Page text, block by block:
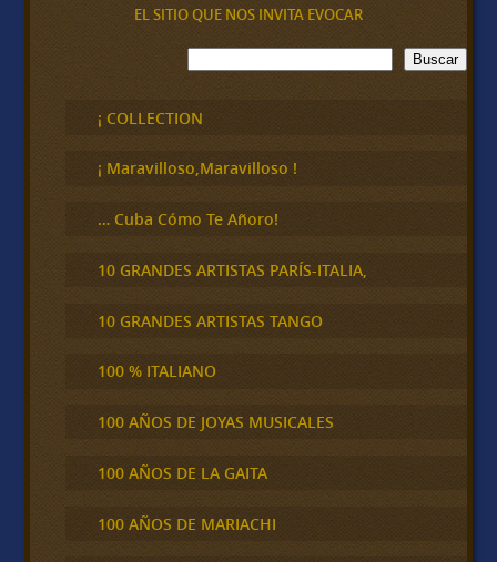
EL SITIO QUE NOS INVITA EVOCAR
B
u
c
a
Buscar
¡ COLLECTION
¡ Maravilloso,Maravilloso !
… Cuba Cómo Te Añoro!
10 GRANDES ARTISTAS PARÍS-ITALIA,
10 GRANDES ARTISTAS TANGO
100 % ITALIANO
100 AÑOS DE JOYAS MUSICALES
100 AÑOS DE LA GAITA
100 AÑOS DE MARIACHI